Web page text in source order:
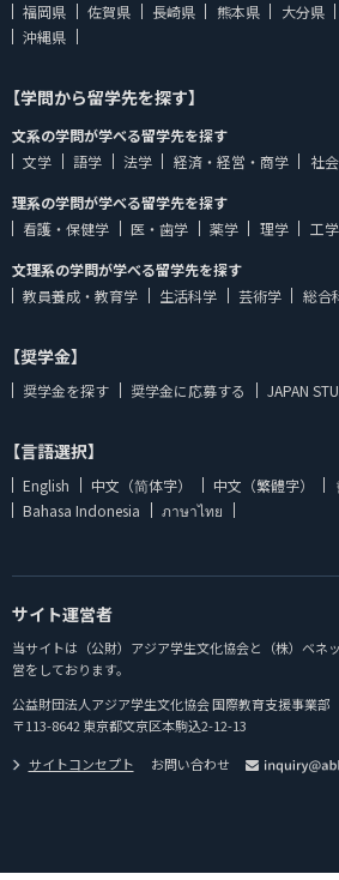
福岡県
佐賀県 長崎県 熊本県 大分県
沖縄県
【学問から留学先を探す】
文系の学問が学べる留学先を探す
文学
語学 法学 経済・経営・商学 社
理系の学問が学べる留学先を探す
看護・保健学
医・歯学 薬学 理学 工学
文理系の学問が学べる留学先を探す
教員養成・教育学
生活科学 芸術学 総合
【奨学金】
奨学金を探す 奨学金に応募する JAPAN
【言語選択】
English 中文（简体字） 中文（繁體字）
Bahasa Indonesia
ภาษาไทย
サイト運営者
当サイトは（公財）アジア学生文化協会と（株）ベネ
営をしております。
公益財団法人アジア学生文化協会 国際教育支援事業部
〒113-8642 東京都文京区本駒込2-12-13
サイトコンセプト
お問い合わせ